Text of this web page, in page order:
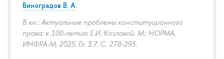
Виноградов В. А.
В кн.: Актуальные проблемы конституционного
права: к 100-летию Е.И. Козловой. М.: НОРМА,
ИНФРА-М, 2025. Гл. 3.7. С. 278-293.